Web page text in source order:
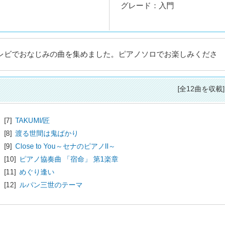
グレード：入門
でおなじみの曲を集めました。ピアノソロでお楽しみくださ
[全12曲を収載]
[7] TAKUMI/匠
[8] 渡る世間は鬼ばかり
[9] Close to You～セナのピアノII～
[10] ピアノ協奏曲 「宿命」 第1楽章
[11] めぐり逢い
[12] ルパン三世のテーマ